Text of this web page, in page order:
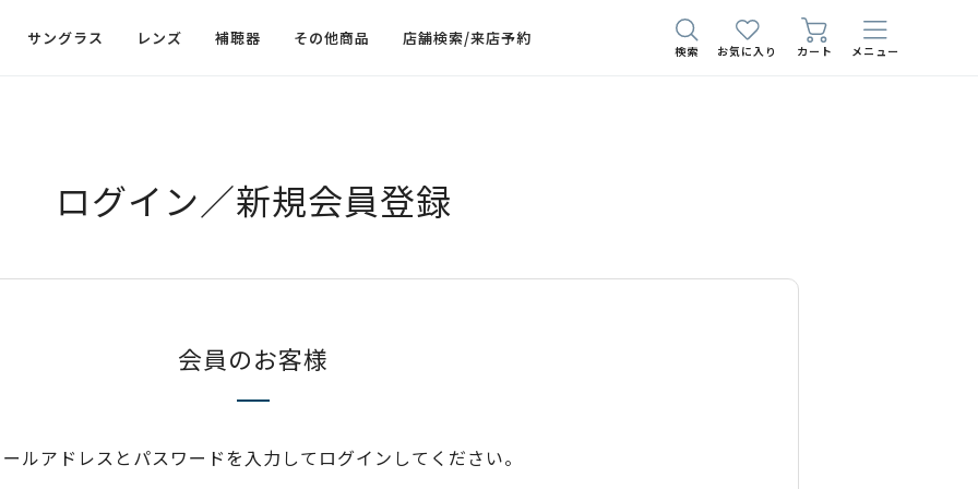
サングラス レンズ 補聴器 その他商品 店舗検索/来店予約
検索 お気に入り カート メニュー
ログイン／新規会員登録
会員のお客様
ルアドレスとパスワードを入力してログインしてください。